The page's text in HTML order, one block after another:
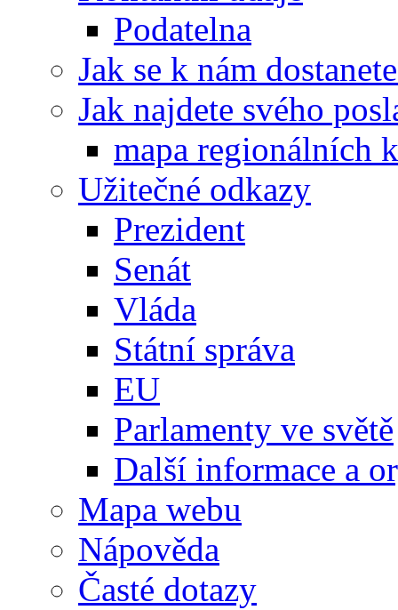
Podatelna
Jak se k nám
Jak najdete svého
mapa regionálních
Užitečné odkazy
Prezident
Senát
Vláda
Státní správa
EU
Parlamenty ve světě
Další informace a
Mapa webu
Nápověda
Časté dotazy